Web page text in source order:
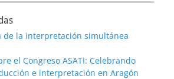
de la interpretación simultánea
el Congreso ASATI: Celebrando
e interpretación en Aragón